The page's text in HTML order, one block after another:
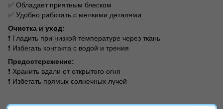
✅ Обладает приятным блеском
✅ Удобно работать с мелкими деталями
Очистка и уход:
❗ Гладить при низкой температуре через ткань
❗ Избегать контакта с водой и трения
Предостережение:
❗ Хранить вдали от открытого огня
❗ Избегать прямых солнечных лучей